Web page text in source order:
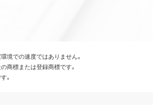
境での速度ではありません。
商標または登録商標です。
。